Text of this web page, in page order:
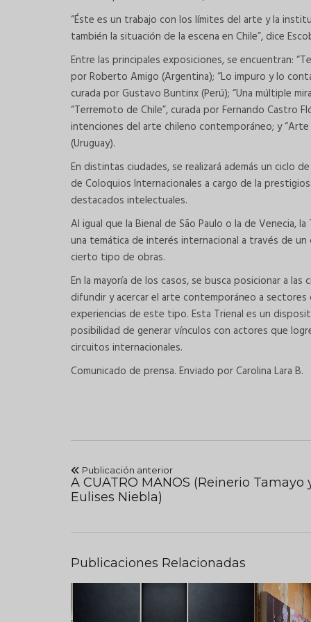
“Éste es un trabajo con los límites del arte y la
también la situación de la escena en Chile”, dice
Entre las principales exposiciones, se encuentran:
por Roberto Amigo (Argentina); “Lo impuro y lo
curada por Gustavo Buntinx (Perú); “Una múltiple
“Terremoto de Chile”, curada por Fernando Castro
intenciones del arte chileno contemporáneo; y
(Uruguay).
En distintas ciudades, se realizará además un ciclo
de Coloquios Internacionales a cargo de la
destacados intelectuales.
Al igual que la Bienal de São Paulo o la de
una temática de interés internacional a través de
cierto tipo de obras.
En la mayoría de los casos, se busca posicionar a
difundir y acercar el arte contemporáneo a
experiencias de este tipo. Esta Trienal es un
posibilidad de generar vínculos con actores que
circuitos internacionales.
Comunicado de prensa. Enviado por Carolina Lara B.
Publicación anterior
A CUATRO MANOS (Reinerio Tamayo
Eulises Niebla)
Publicaciones Relacionadas